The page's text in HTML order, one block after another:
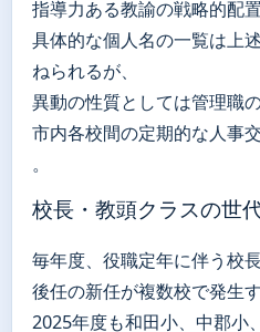
指導力ある教諭の戦略的配
具体的な個人名の一覧は上
ねられるが、
異動の性質としては管理職
市内各校間の定期的な人事
。
校長・教頭クラスの世
毎年度、役職定年に伴う校長
後任の新任が複数校で発生す
2025年度も和田小、中郡小